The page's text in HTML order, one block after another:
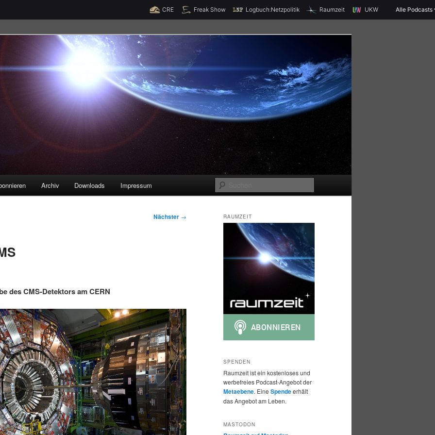
Spende jetzt!
CRE Freak Show Logbuch:Netzpolitik Raumzeit UKW Alle Podcasts
u
Archiv Downloads Impressum
Nächster →
des CMS-Detektors am CERN
RAUMZEIT
SPENDEN
Raumzeit ist ein kostenloses und
werbefreies Podcast-Angebot der
Metaebene. Eine Spendeerhält
das Angebot am Leben.
MASTODON